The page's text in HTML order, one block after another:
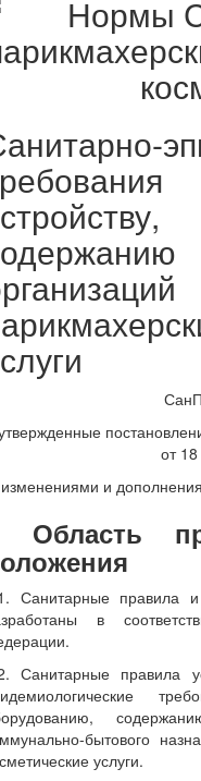
от
и
Область
Санитарные правила
в
Санитарные правила
бытового
услуги.